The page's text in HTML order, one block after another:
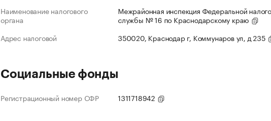
Наименование налогового
органа
Межрайонная инспекция Федеральной
службы № 16 по Краснодарскому краю
Адрес налоговой
350020, Краснодар г, Коммунаров ул, д 235
Социальные фонды
Регистрационный номер СФР 1311718942